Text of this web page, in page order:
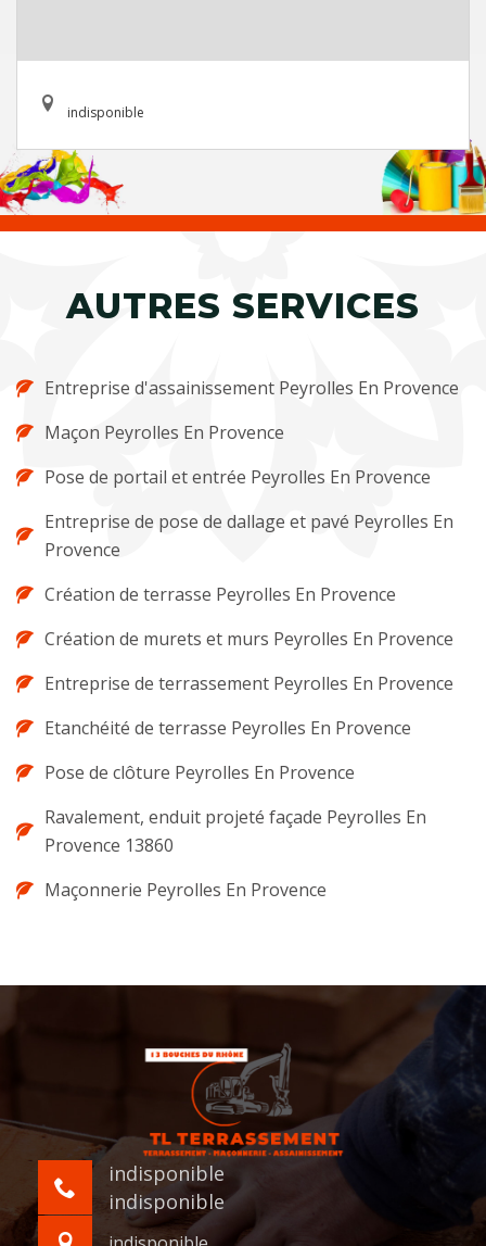
indisponible
AUTRES SERVICES
Entreprise d'assainissement Peyrolles En Provence
Maçon Peyrolles En Provence
Pose de portail et entrée Peyrolles En Provence
Entreprise de pose de dallage et pavé Peyrolles En
Provence
Création de terrasse Peyrolles En Provence
Création de murets et murs Peyrolles En Provence
Entreprise de terrassement Peyrolles En Provence
Etanchéité de terrasse Peyrolles En Provence
Pose de clôture Peyrolles En Provence
Ravalement, enduit projeté façade Peyrolles En
Provence 13860
Maçonnerie Peyrolles En Provence
indisponible
indisponible